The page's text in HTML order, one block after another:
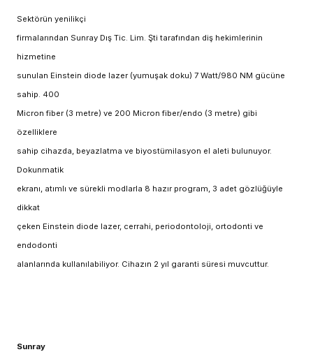
Sektörün yenilikçi
firmalarından Sunray Dış Tic. Lim. Şti tarafından diş hekimlerinin
hizmetine
sunulan Einstein diode lazer (yumuşak doku) 7 Watt/980 NM gücüne
sahip. 400
Micron fiber (3 metre) ve 200 Micron fiber/endo (3 metre) gibi
özelliklere
sahip cihazda, beyazlatma ve biyostümilasyon el aleti bulunuyor.
Dokunmatik
ekranı, atımlı ve sürekli modlarla 8 hazır program, 3 adet gözlüğüyle
dikkat
çeken Einstein diode lazer, cerrahi, periodontoloji, ortodonti ve
endodonti
alanlarında kullanılabiliyor. Cihazın 2 yıl garanti süresi muvcuttur.
Sunray